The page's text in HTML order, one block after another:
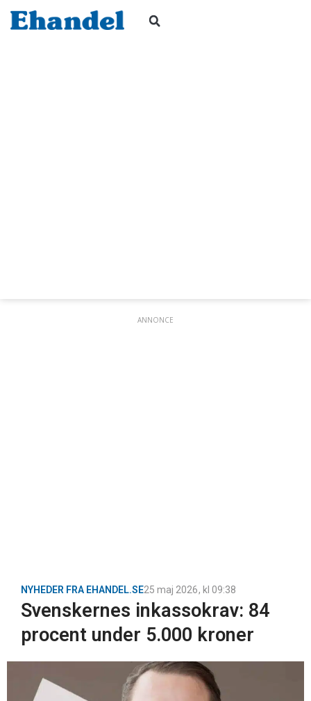
ANNONCE
NYHEDER FRA EHANDEL.SE25 maj 2026, kl 09:38
Svenskernes inkassokrav: 84
procent under 5.000 kroner